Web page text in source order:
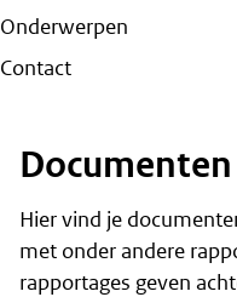
Onderwerpen
Contact
Documenten
Hier vind je
met onder andere
rapportages geven